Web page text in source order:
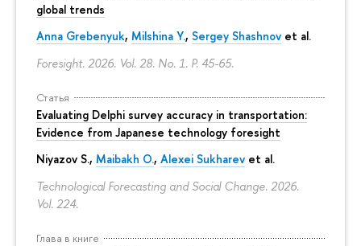
global trends
Anna Grebenyuk, Milshina Y., Sergey Shashnov et al.
Foresight. 2026. Vol. 28. No. 1. P. 45-65.
Статья
Evaluating Delphi survey accuracy in transportation:
Evidence from Japanese technology foresight
Niyazov S., Maibakh O., Alexei Sukharev et al.
Technological Forecasting and Social Change. 2026.
Vol. 224.
Глава в книге